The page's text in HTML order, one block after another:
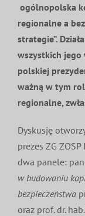
Historia
Projekty
Sklep
100-lecie
ogólnopolska
regionalne a
strategie”.
wszystkich jego
polskiej
ważną w tym
regionalne,
Dyskusję
prezes ZG
dwa panele:
w budowaniu
bezpieczeństwa
oraz prof. dr.